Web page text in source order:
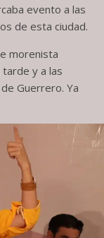
evento a las
de esta ciudad.
morenista
tarde y a las
Guerrero. Ya